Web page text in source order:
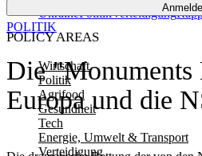
POLICY AREAS
Wirtschaft
Politik
Agrifood
Gesundheit
Tech
Energie, Umwelt & Transport
Verteidigung
UkrainePolitikVerteidigung
Die "Monuments
Europa und die
POLITIK